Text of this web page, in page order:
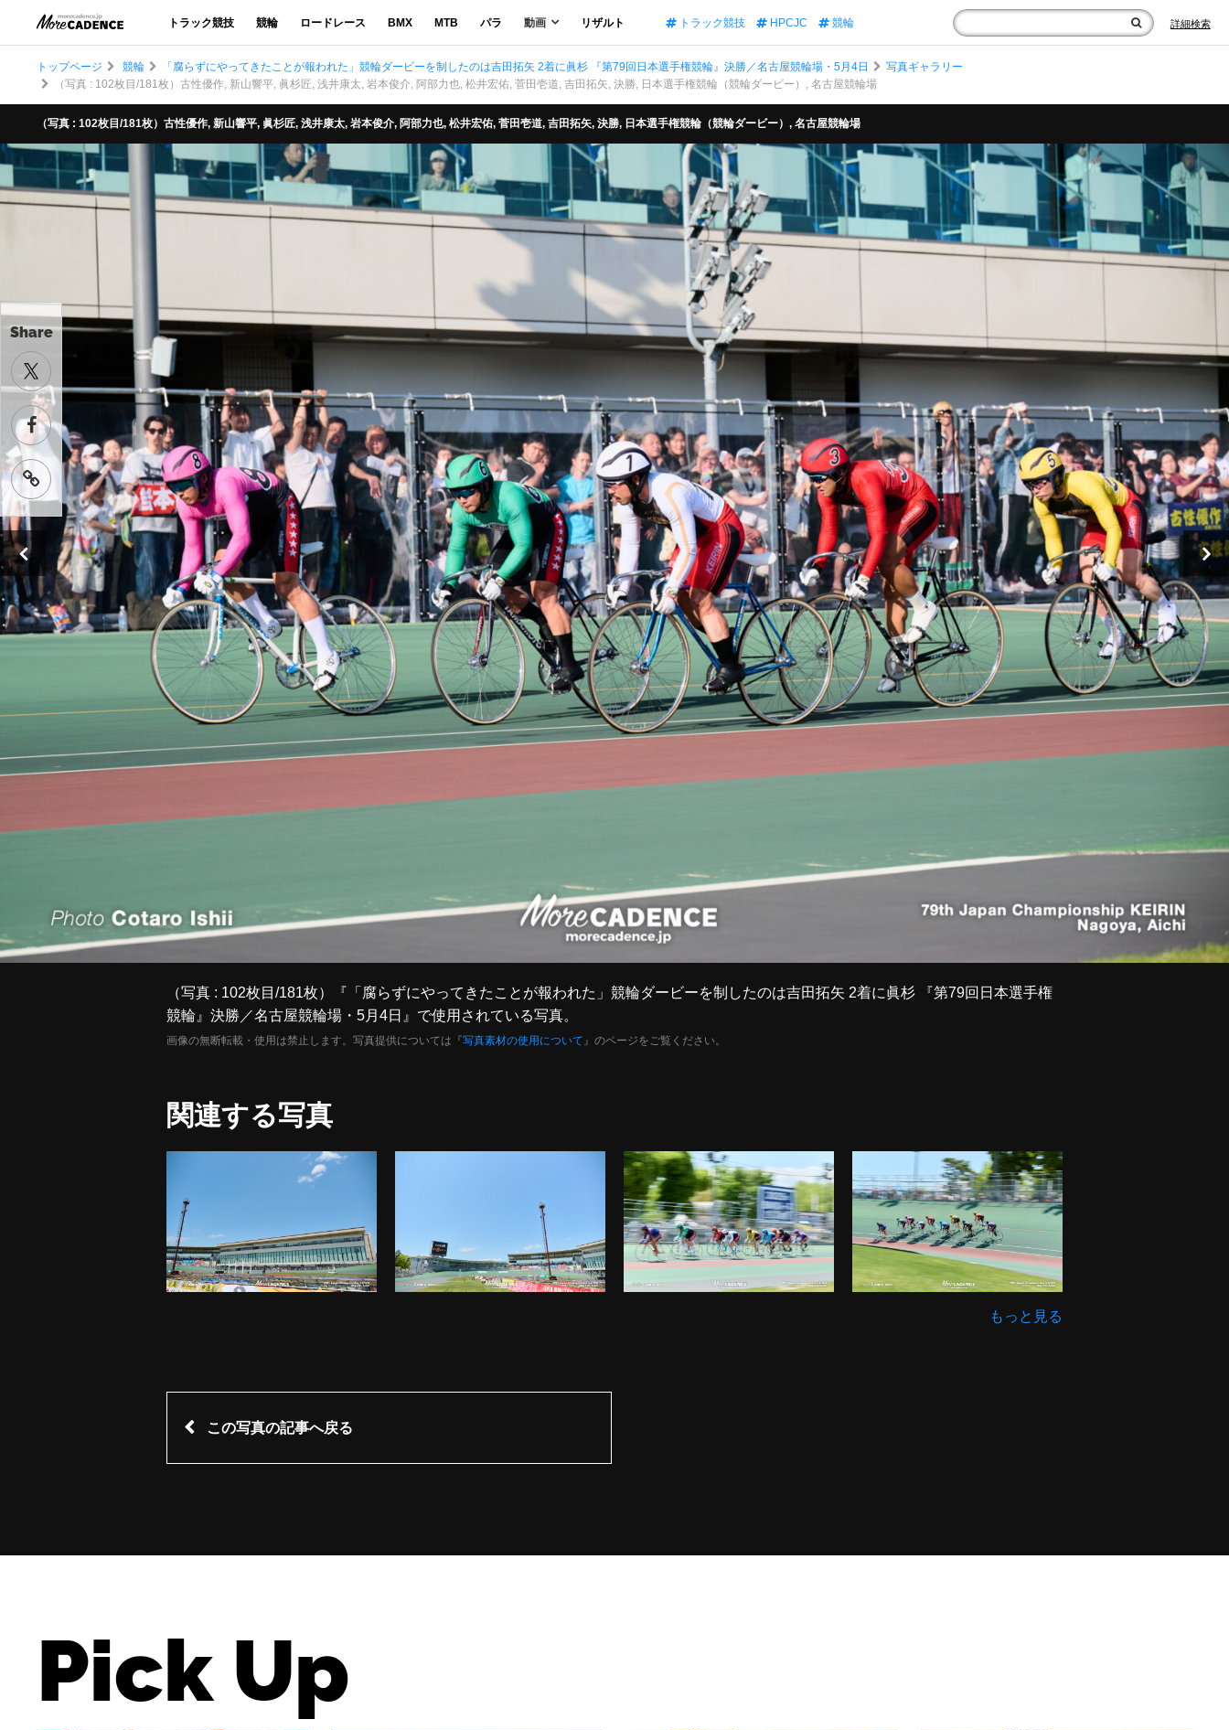
トラック競技 競輪 ロードレース BMX MTB パラ 動画 リザルト トラック競技 HPCJC 競輪 詳細検索
Share
トップページ 競輪 「腐らずにやってきたことが報われた」競輪ダービーを制したのは吉田拓矢 2着に眞杉 『第79回日本選手権競輪』決勝／名古屋競輪場・5月4日
写真ギャラリー
（写真 : 102枚目/181枚）古性優作, 新山響平, 眞杉匠, 浅井康太, 岩本俊介, 阿部力也, 松井宏佑, 菅田壱道, 吉田拓矢, 決勝, 日本選手権競輪（競輪ダービー）, 名古屋競輪場
（写真 : 102枚目/181枚）古性優作, 新山響平, 眞杉匠, 浅井康太, 岩本俊介, 阿部力也, 松井宏佑, 菅田壱道, 吉田拓矢, 決勝, 日本選手権競輪（競輪ダービー）, 名古屋競輪場
（写真 : 102枚目/181枚）『「腐らずにやってきたことが報われた」競輪ダービーを制したのは吉田拓矢 2着に眞杉 『第79回日本選手権
競輪』決勝／名古屋競輪場・5月4日』で使用されている写真。
画像の無断転載・使用は禁止します。写真提供については『写真素材の使用について 』のページをご覧ください。
関連する写真
もっと見る
この写真の記事へ戻る
Pick Up